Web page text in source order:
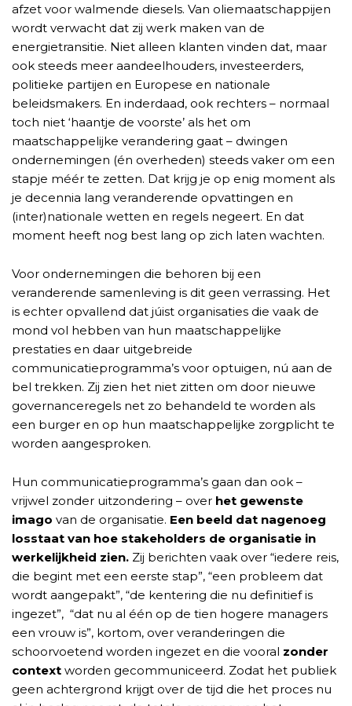
afzet voor walmende diesels. Van oliemaatschappijen
wordt verwacht dat zij werk maken van de
energietransitie. Niet alleen klanten vinden dat, maar
ook steeds meer aandeelhouders, investeerders,
politieke partijen en Europese en nationale
beleidsmakers. En inderdaad, ook rechters – normaal
toch niet ‘haantje de voorste’ als het om
maatschappelijke verandering gaat – dwingen
ondernemingen (én overheden) steeds vaker om een
stapje méér te zetten. Dat krijg je op enig moment als
je decennia lang veranderende opvattingen en
(inter)nationale wetten en regels negeert. En dat
moment heeft nog best lang op zich laten wachten.
Voor ondernemingen die behoren bij een
veranderende samenleving is dit geen verrassing. Het
is echter opvallend dat júist organisaties die vaak de
mond vol hebben van hun maatschappelijke
prestaties en daar uitgebreide
communicatieprogramma’s voor optuigen, nú aan de
bel trekken. Zij zien het niet zitten om door nieuwe
governanceregels net zo behandeld te worden als
een burger en op hun maatschappelijke zorgplicht te
worden aangesproken.
Hun communicatieprogramma’s gaan dan ook –
vrijwel zonder uitzondering – over het gewenste
imago van de organisatie. Een beeld dat nagenoeg
losstaat van hoe stakeholders de organisatie in
werkelijkheid zien. Zij berichten vaak over “iedere reis,
die begint met een eerste stap”, “een probleem dat
wordt aangepakt”, “de kentering die nu definitief is
ingezet”, “dat nu al één op de tien hogere managers
een vrouw is”, kortom, over veranderingen die
schoorvoetend worden ingezet en die vooral zonder
context worden gecommuniceerd. Zodat het publiek
geen achtergrond krijgt over de tijd die het proces nu